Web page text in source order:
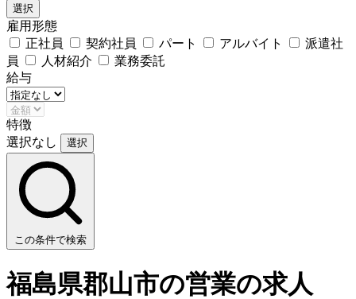
選択
雇用形態
正社員
契約社員 パート アルバイト
派遣社
員
人材紹介
業務委託
給与
特徴
選択なし
選択
この条件で検索
福島県郡山市の営業の求人